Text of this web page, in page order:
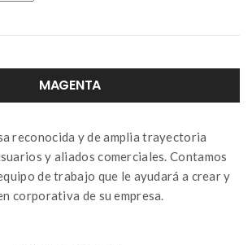
MAGENTA
reconocida y de amplia trayectoria
y aliados comerciales. Contamos
de trabajo que le ayudará a crear y
corporativa de su empresa.